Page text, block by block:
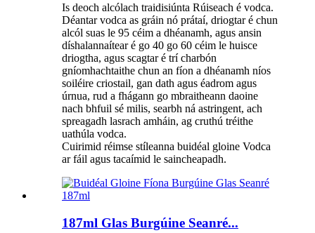
Is deoch alcólach traidisiúnta Rúiseach é vodca.
Déantar vodca as gráin nó prátaí, driogtar é chun
alcól suas le 95 céim a dhéanamh, agus ansin
díshalannaítear é go 40 go 60 céim le huisce
driogtha, agus scagtar é trí charbón
gníomhachtaithe chun an fíon a dhéanamh níos
soiléire criostail, gan dath agus éadrom agus
úrnua, rud a fhágann go mbraitheann daoine
nach bhfuil sé milis, searbh ná astringent, ach
spreagadh lasrach amháin, ag cruthú tréithe
uathúla vodca.
Cuirimid réimse stíleanna buidéal gloine Vodca
ar fáil agus tacaímid le saincheapadh.
187ml Glas Burgúine Seanré...